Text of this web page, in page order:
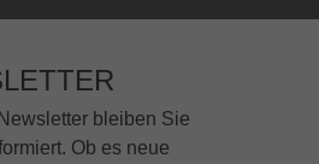
bleiben Sie
Ob es neue